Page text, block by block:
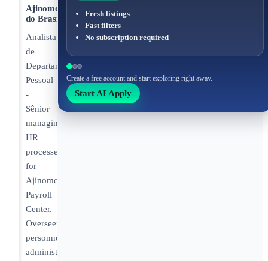
Fresh listings
Fast filters
No subscription required
Create a free account and start exploring right away.
Start AI Apply
Ajinomoto
do Brasil
Analista
de
Departamento
Pessoal
-
Sênior
managing
HR
processes
for
Ajinomoto
Payroll
Center.
Overseeing
personnel
administration,